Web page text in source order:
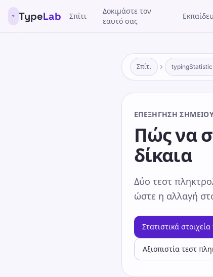
TypeLab Σπίτι
Δοκιμάστε τον
εαυτό σας
Σπίτι
ΕΠΕΞΉΓΗΣΗ
Πώς να
δίκαια
Δύο τεστ
ώστε η αλλαγή
Στατιστικά
Αξιοπιστία τεστ